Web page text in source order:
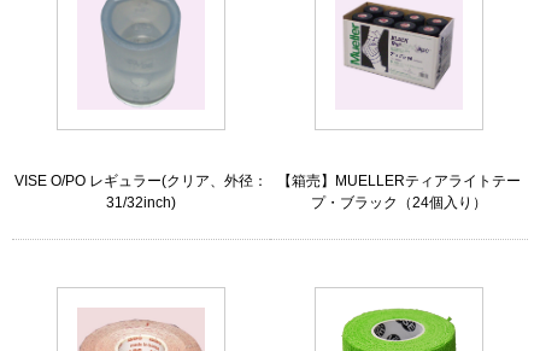
VISE O/PO レギュラー(クリア、外径：
31/32inch)
【箱売】MUELLERティアライトテー
プ・ブラック（24個入り）